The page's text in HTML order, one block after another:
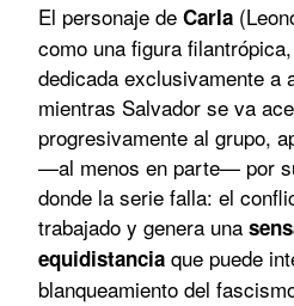
El personaje de Carla
como una figura
dedicada exclusivamente a
mientras Salvador se va
progresivamente al grupo,
—al menos en parte— por
donde la serie falla: el
trabajado y genera una
equidistancia que puede
blanqueamiento del